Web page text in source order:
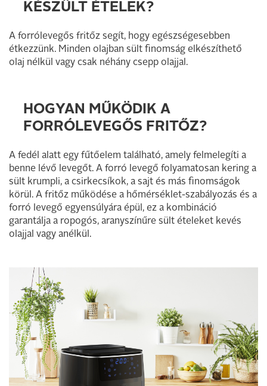
KÉSZÜLT ÉTELEK?
A forrólevegős fritőz segít, hogy egészségesebben
étkezzünk. Minden olajban sült finomság elkészíthető
olaj nélkül vagy csak néhány csepp olajjal.
HOGYAN MŰKÖDIK A
FORRÓLEVEGŐS FRITŐZ?
A fedél alatt egy fűtőelem található, amely felmelegíti a
benne lévő levegőt. A forró levegő folyamatosan kering a
sült krumpli, a csirkecsíkok, a sajt és más finomságok
körül. A fritőz működése a hőmérséklet-szabályozás és a
forró levegő egyensúlyára épül, ez a kombináció
garantálja a ropogós, aranyszínűre sült ételeket kevés
olajjal vagy anélkül.